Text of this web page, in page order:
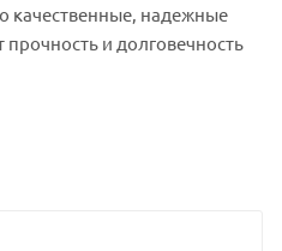
качественные, надежные
и долговечность